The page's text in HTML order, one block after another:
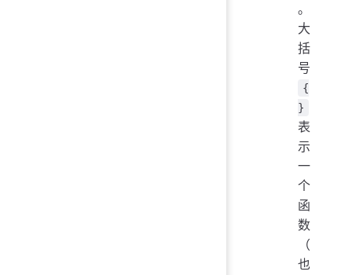
。
大
括
号
{
}
表
示
一
个
函
数
（
也